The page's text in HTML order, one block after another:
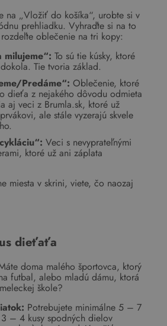
na „Vložiť do košíka“, urobte si v
prehliadku. Vyhraďte si na to
oblečenie na tri kopy:
milujeme“: To sú tie kúsky, ktoré
Tie tvoria základ.
Predáme“: Oblečenie, ktoré
dieťa z nejakého dôvodu odmieta
aj veci z Brumla.sk, ktoré už
ale stále vyzerajú skvele
Veci s nevyprateľnými
ktoré už ani záplata
miesta v skrini, viete, čo naozaj
dieťaťa
doma malého športovca, ktorý
futbal, alebo mladú dámu, ktorá
škole?
Potrebujete minimálne 5 – 7
– 4 kusy spodných dielov